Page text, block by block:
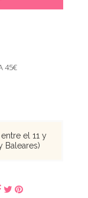
45€
el 11 y
Baleares)